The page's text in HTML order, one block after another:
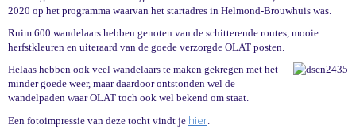
2020 op het programma waarvan het startadres in Helmond-Brouwhuis was.
Ruim 600 wandelaars hebben genoten van de schitterende routes, mooie
herfstkleuren en uiteraard van de goede verzorgde OLAT posten.
Helaas hebben ook veel wandelaars te maken gekregen met het
minder goede weer, maar daardoor ontstonden wel de
wandelpaden waar OLAT toch ook wel bekend om staat.
Een fotoimpressie van deze tocht vindt je hier.